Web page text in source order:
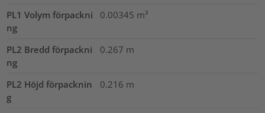
PL1 Volym förpackni
ng
0.00345 m³
PL2 Bredd förpackni
ng
0.267 m
PL2 Höjd förpacknin
g
0.216 m